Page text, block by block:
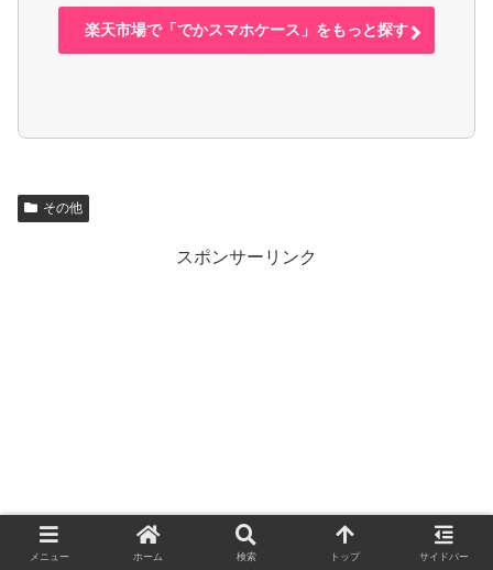
楽天市場で「でかスマホケース」をもっと探す
その他
スポンサーリンク
メニュー ホーム 検索 トップ サイドバー